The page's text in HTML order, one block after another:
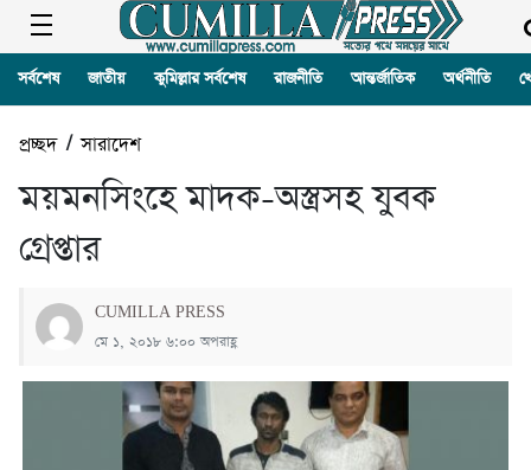
সর্বশেষ জাতীয় কুমিল্লার সর্বশেষ রাজনীতি আন্তর্জাতিক অর্থনীতি
প্রচ্ছদ/সারাদেশ
ময়মনসিংহে মাদক-অস্ত্রসহ যুবক
গ্রেপ্তার
CUMILLA PRESS
মে ১, ২০১৮ ৬:০০ অপরাহ্ণ